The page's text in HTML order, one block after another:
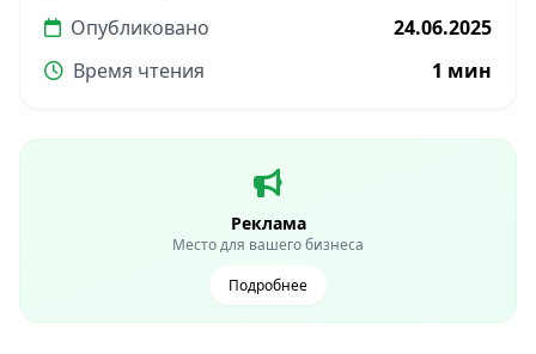
Опубликовано
24.06.2025
Время чтения
1 мин
Реклама
Место для вашего бизнеса
Подробнее